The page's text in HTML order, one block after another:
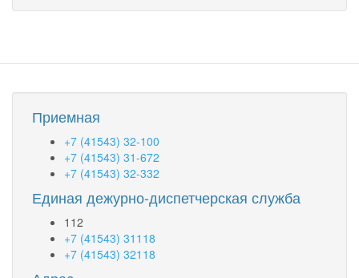
Приемная
+7 (41543) 32-100
+7 (41543) 31-672
+7 (41543) 32-332
Единая дежурно-диспетчерская служба
112
+7 (41543) 31118
+7 (41543) 32118